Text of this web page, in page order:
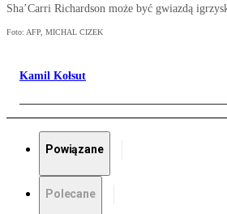
Sha’Carri Richardson może być gwiazdą
Foto: AFP, MICHAL CIZEK
Kamil Kołsut
Powiązane
Polecane